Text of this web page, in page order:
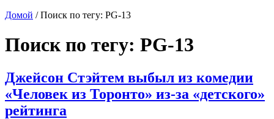
Домой / Поиск по тегу: PG-13
Поиск по тегу: PG-13
Джейсон Стэйтем выбыл из комедии
«Человек из Торонто» из-за «детского»
рейтинга